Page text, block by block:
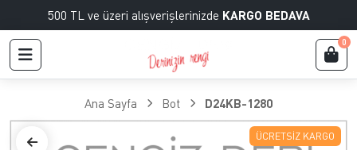
500 TL ve üzeri alışverişlerinizde KARGO BEDAVA
0
Ana Sayfa Bot D24KB-1280
ÜCRETSIZ KARGO